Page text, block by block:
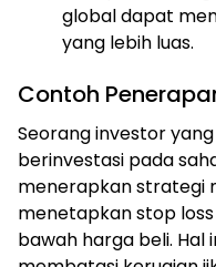
global dapat
yang lebih luas.
Contoh
Seorang investor
berinvestasi pada
menerapkan strategi
menetapkan stop
bawah harga beli. Hal